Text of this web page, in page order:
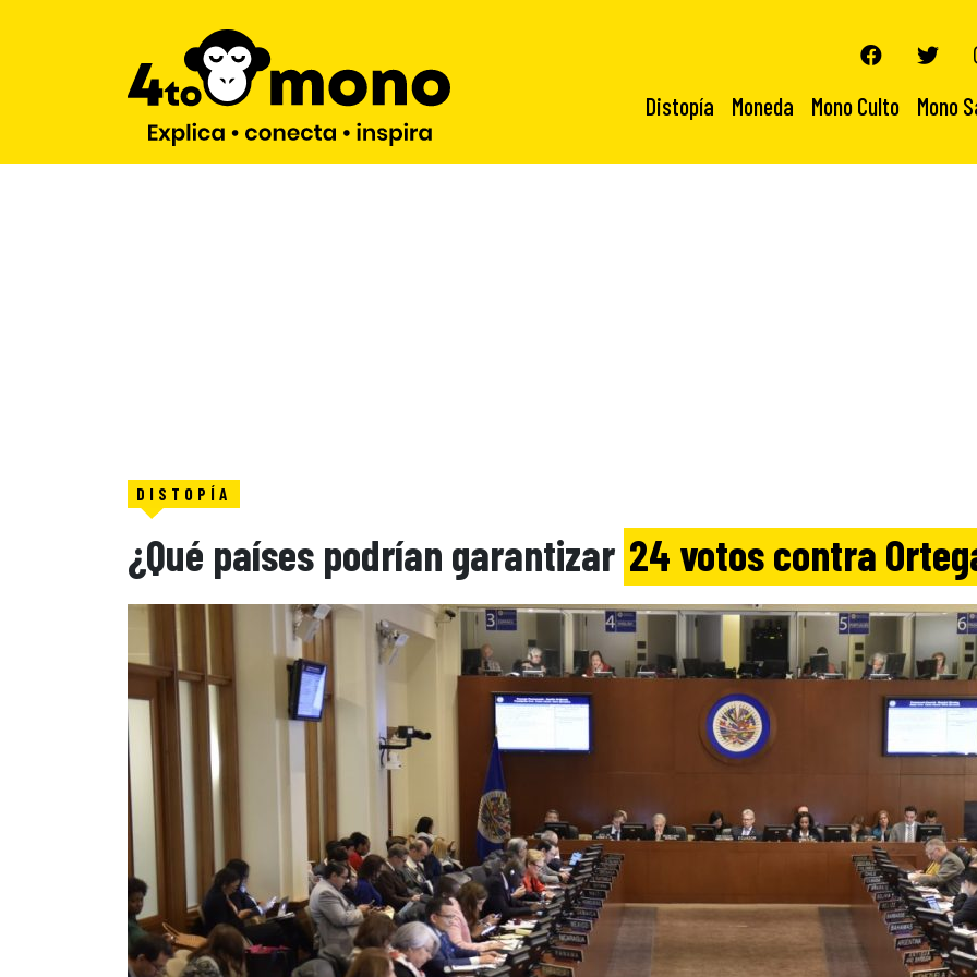
Distopía Moneda Mono Culto Mono
DISTOPÍA
¿Qué países podrían garantizar 24 votos contra